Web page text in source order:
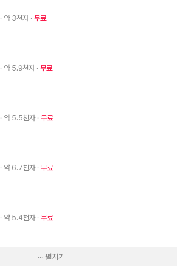
· 약 3천자 무료
· 약 5.9천자 무료
· 약 5.5천자 무료
· 약 6.7천자 무료
· 약 5.4천자 무료
··· 펼치기